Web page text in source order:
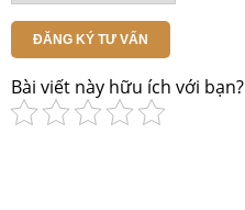
ĐĂNG KÝ TƯ VẤN
Bài viết này hữu ích với bạn?